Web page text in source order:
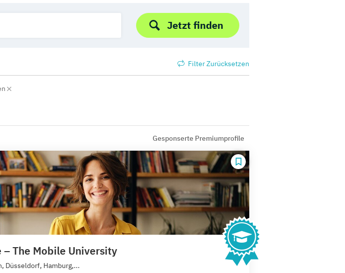
Jetzt finden
Filter Zurücksetzen
Gesponserte Premiumprofile
– The Mobile University
Düsseldorf, Hamburg,...